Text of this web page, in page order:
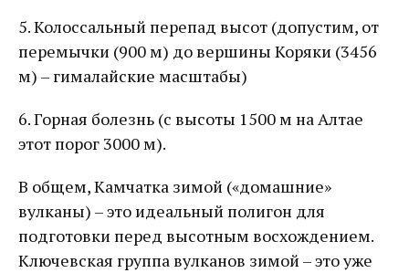
5. Колоссальный перепад высот (допустим, от
перемычки (900 м) до вершины Коряки (3456
м) – гималайские масштабы)
6. Горная болезнь (с высоты 1500 м на Алтае
этот порог 3000 м).
В общем, Камчатка зимой («домашние»
вулканы) – это идеальный полигон для
подготовки перед высотным восхождением.
Ключевская группа вулканов зимой – это уже